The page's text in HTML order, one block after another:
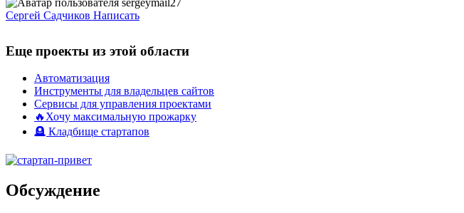
Сергей Садчиков Написать
Еще проекты из этой области
Автоматизация
Инструменты для владельцев сайтов
Сервисы для управления проектами
🔥Хочу максимальную прожарку
🪦 Кладбище стартапов
Обсуждение